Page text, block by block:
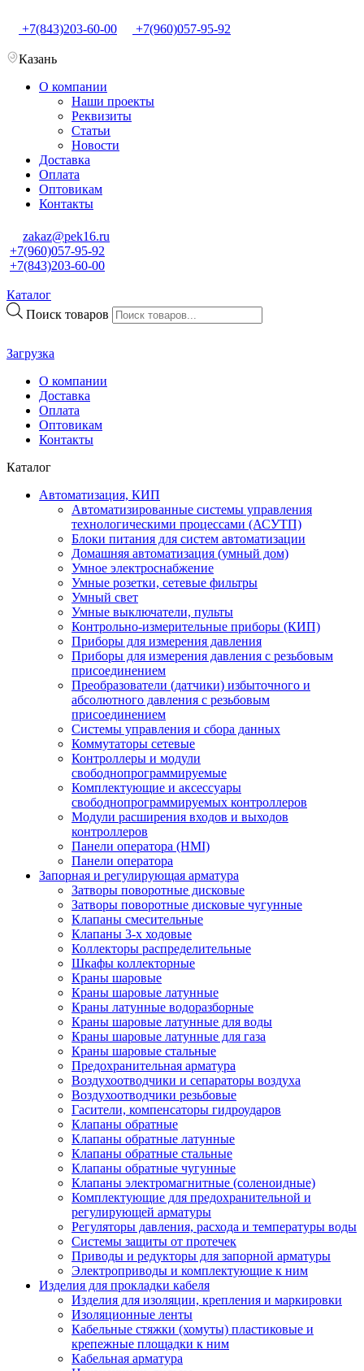
+7(843)203-60-00 +7(960)057-95-92
Казань
О компании
Наши проекты
Реквизиты
Статьи
Новости
Доставка
Оплата
Оптовикам
Контакты
zakaz@pek16.ru
+7(960)057-95-92
+7(843)203-60-00
Каталог
Поиск товаров
Загрузка
О компании
Доставка
Оплата
Оптовикам
Контакты
Каталог
Автоматизация, КИП
Автоматизированные системы управления
технологическими процессами (АСУТП)
Блоки питания для систем автоматизации
Домашняя автоматизация (умный дом)
Умное электроснабжение
Умные розетки, сетевые фильтры
Умный свет
Умные выключатели, пульты
Контрольно-измерительные приборы (КИП)
Приборы для измерения давления
Приборы для измерения давления с резьбовым
присоединением
Преобразователи (датчики) избыточного и
абсолютного давления с резьбовым
присоединением
Системы управления и сбора данных
Коммутаторы сетевые
Контроллеры и модули
свободнопрограммируемые
Комплектующие и аксессуары
свободнопрограммируемых контроллеров
Модули расширения входов и выходов
контроллеров
Панели оператора (HMI)
Панели оператора
Запорная и регулирующая арматура
Затворы поворотные дисковые
Затворы поворотные дисковые чугунные
Клапаны смесительные
Клапаны 3-х ходовые
Коллекторы распределительные
Шкафы коллекторные
Краны шаровые
Краны шаровые латунные
Краны латунные водоразборные
Краны шаровые латунные для воды
Краны шаровые латунные для газа
Краны шаровые стальные
Предохранительная арматура
Воздухоотводчики и сепараторы воздуха
Воздухоотводчики резьбовые
Гасители, компенсаторы гидроударов
Клапаны обратные
Клапаны обратные латунные
Клапаны обратные стальные
Клапаны обратные чугунные
Клапаны электромагнитные (соленоидные)
Комплектующие для предохранительной и
регулирующей арматуры
Регуляторы давления, расхода и температуры воды
Системы защиты от протечек
Приводы и редукторы для запорной арматуры
Электроприводы и комплектующие к ним
Изделия для прокладки кабеля
Изделия для изоляции, крепления и маркировки
Изоляционные ленты
Кабельные стяжки (хомуты) пластиковые и
крепежные площадки к ним
Кабельная арматура